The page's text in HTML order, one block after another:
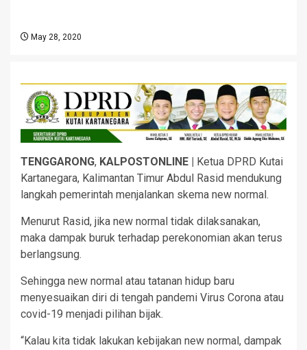
May 28, 2020
TENGGARONG, KALPOSTONLINE |
Ketua DPRD Kutai
Kartanegara, Kalimantan Timur Abdul Rasid mendukung
langkah pemerintah menjalankan skema new normal.
Menurut Rasid, jika new normal tidak dilaksanakan,
maka dampak buruk terhadap perekonomian akan terus
berlangsung.
Sehingga new normal atau tatanan hidup baru
menyesuaikan diri di tengah pandemi Virus Corona atau
covid-19 menjadi pilihan bijak.
“Kalau kita tidak lakukan kebijakan new normal, dampak